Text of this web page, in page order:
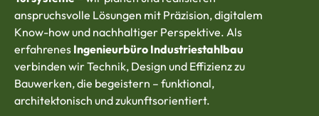
anspruchsvolle Lösungen mit Präzision, digitalem
Know-how und nachhaltiger Perspektive. Als
erfahrenes Ingenieurbüro Industriestahlbau
verbinden wir Technik, Design und Effizienz zu
Bauwerken, die begeistern – funktional,
architektonisch und zukunftsorientiert.